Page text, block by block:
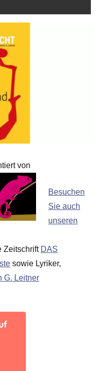
von
Besuchen
Sie auch
unseren
Zeitschrift DAS
sowie Lyriker,
G. Leitner